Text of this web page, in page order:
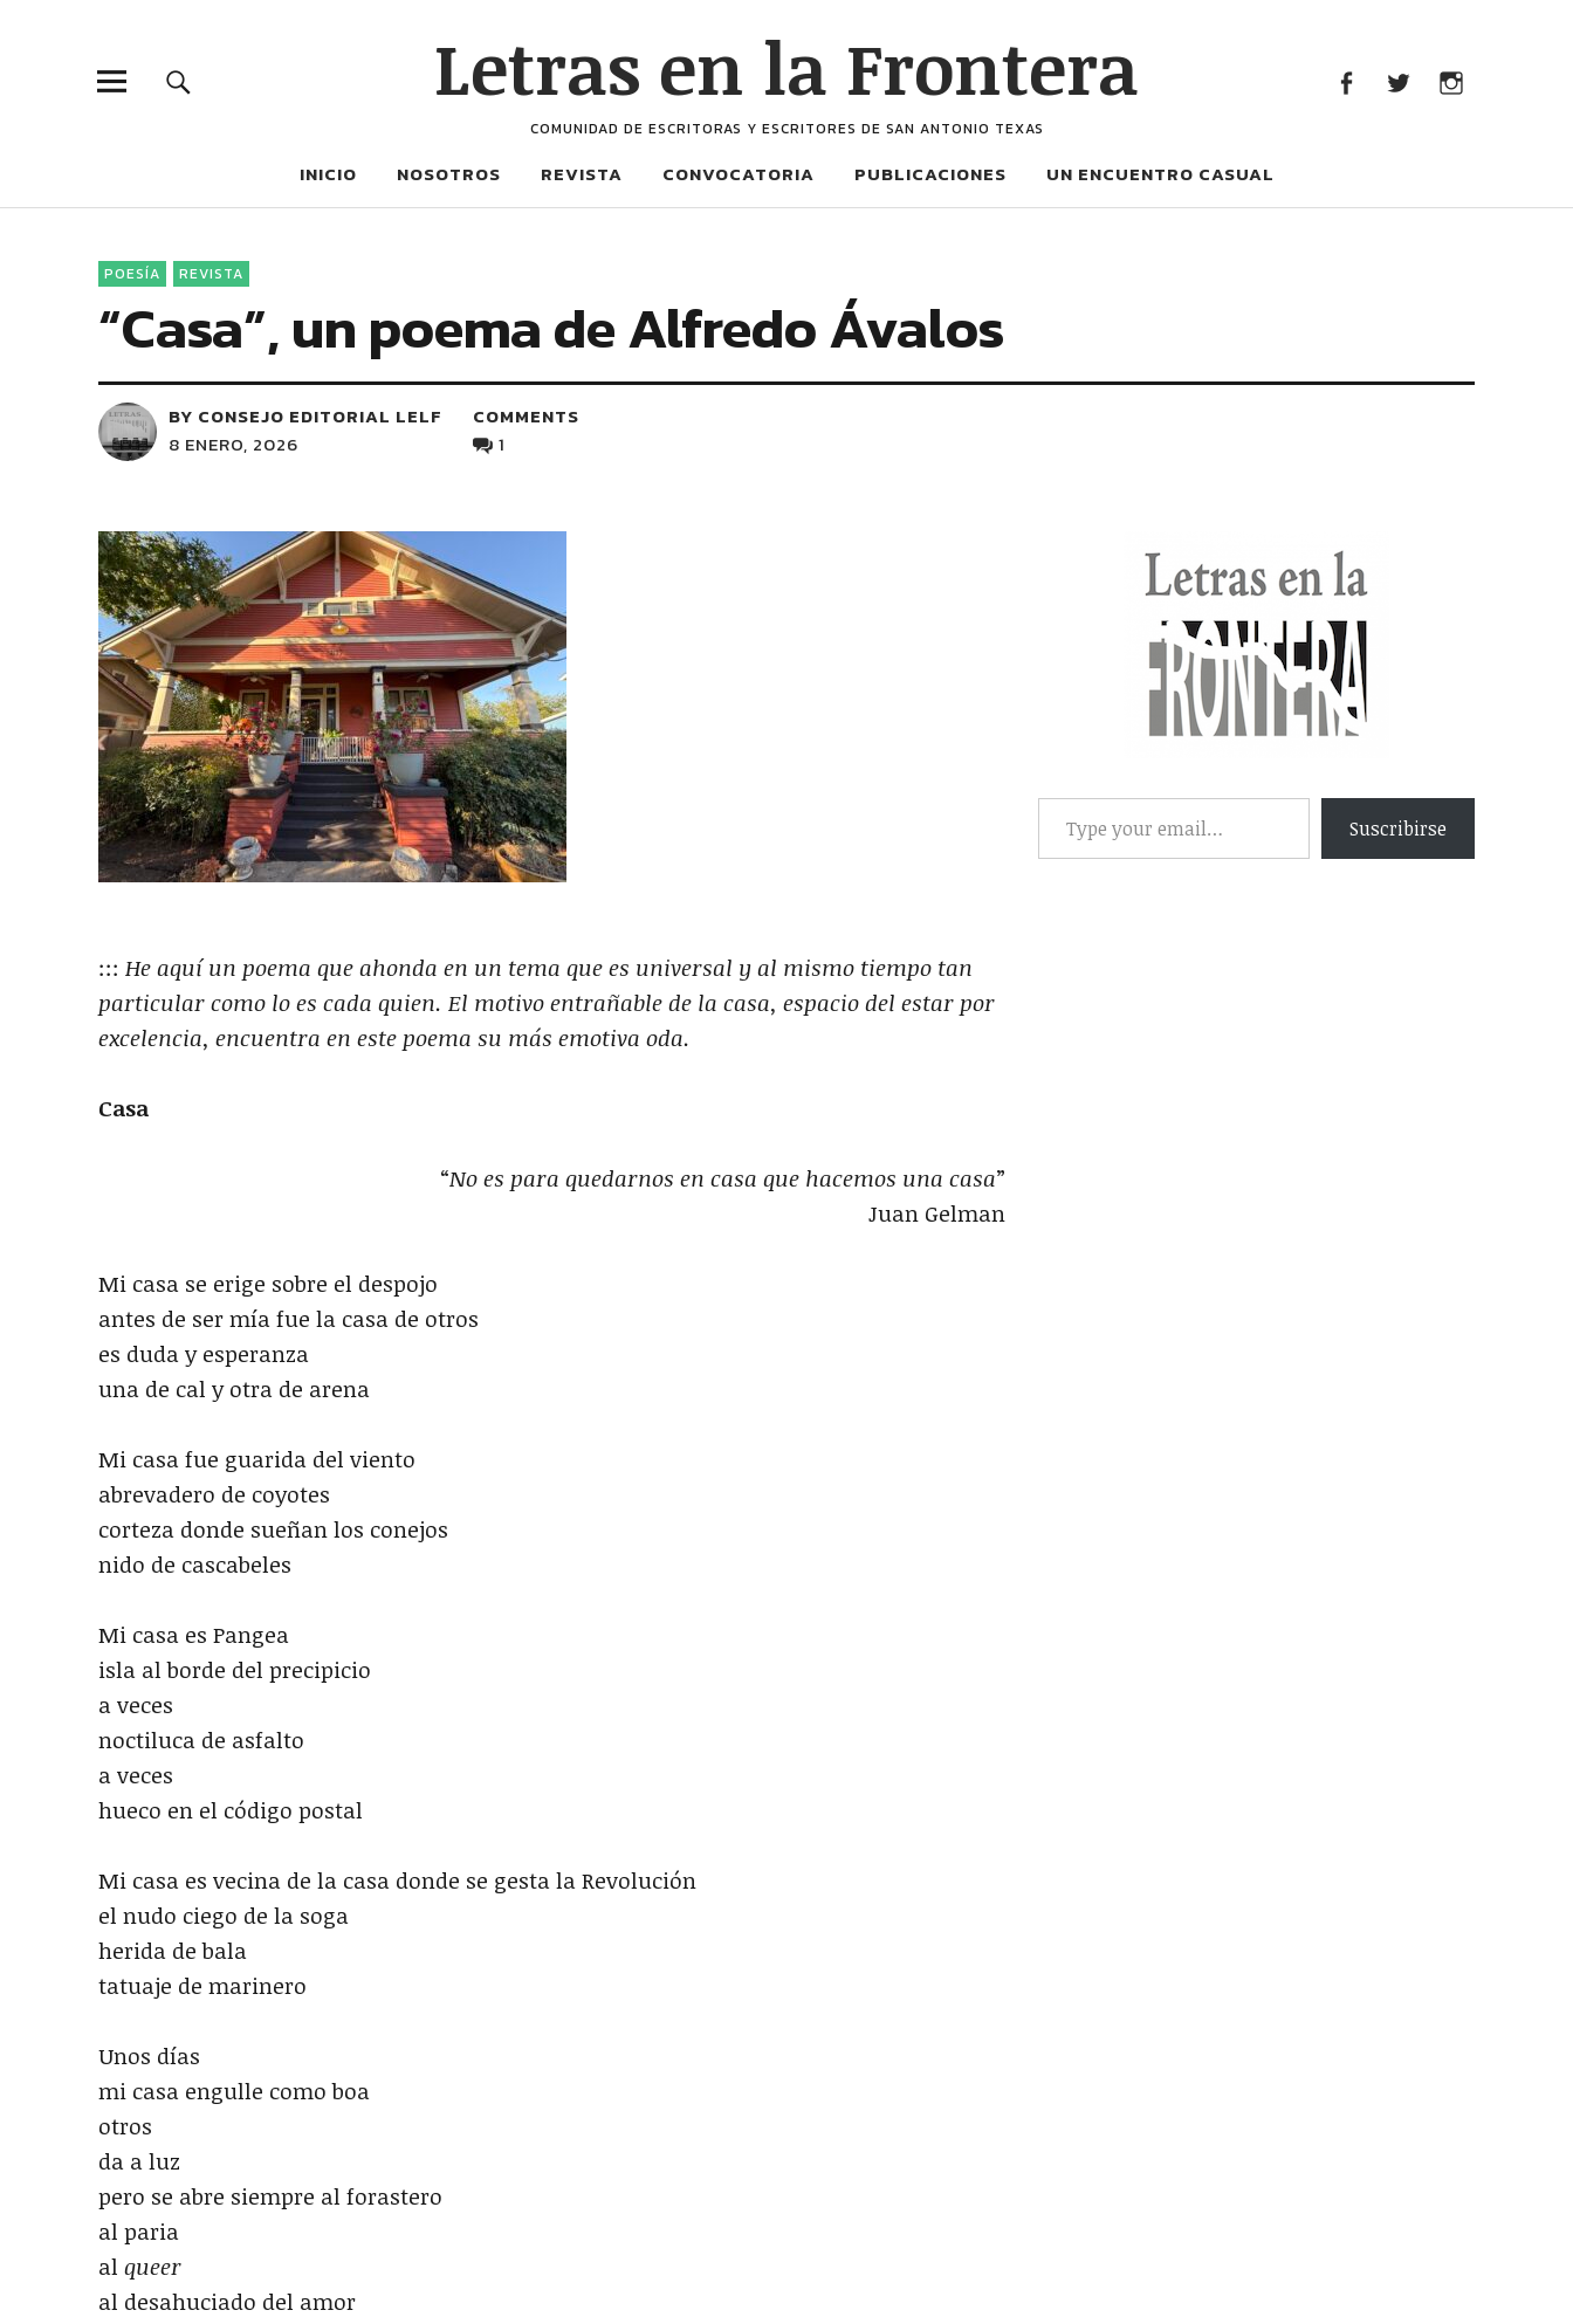
Letras en la Frontera
COMUNIDAD DE ESCRITORAS Y ESCRITORES DE SAN ANTONIO TEXAS
INICIO NOSOTROS REVISTA CONVOCATORIA PUBLICACIONES UN ENCUENTRO CASUAL
POESÍA REVISTA
“Casa”, un poema de Alfredo Ávalos
BY CONSEJO EDITORIAL LELF
8 ENERO, 2026
COMMENTS
1
::: He aquí un poema que ahonda en un tema que es universal y al mismo tiempo tan
particular como lo es cada quien. El motivo entrañable de la casa, espacio del estar por
excelencia, encuentra en este poema su más emotiva oda.
Casa
“No es para quedarnos en casa que hacemos una casa”
Juan Gelman
Mi casa se erige sobre el despojo
antes de ser mía fue la casa de otros
es duda y esperanza
una de cal y otra de arena
Mi casa fue guarida del viento
abrevadero de coyotes
corteza donde sueñan los conejos
nido de cascabeles
Mi casa es Pangea
isla al borde del precipicio
a veces
noctiluca de asfalto
a veces
hueco en el código postal
Mi casa es vecina de la casa donde se gesta la Revolución
el nudo ciego de la soga
herida de bala
tatuaje de marinero
Unos días
mi casa engulle como boa
otros
da a luz
pero se abre siempre al forastero
al paria
al queer
al desahuciado del amor
Suscribirse